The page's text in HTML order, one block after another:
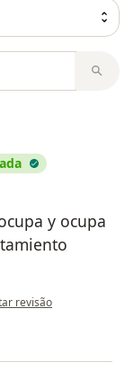
y ocupa
do utilizador Ivana
revisão